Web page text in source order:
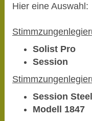
Hier eine Auswahl:
Solist
Session
Session
Modell